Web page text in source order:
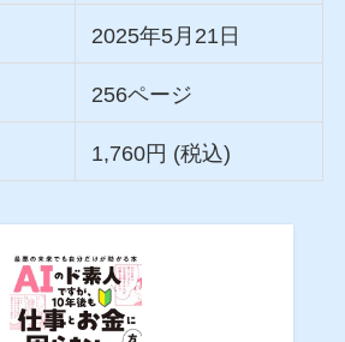
2025年5月21日
256ページ
1,760円 (税込)